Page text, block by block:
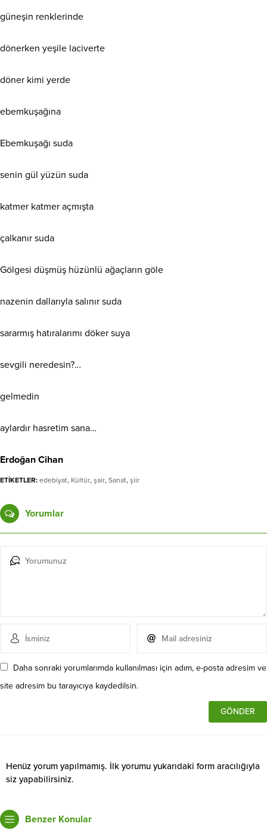
güneşin renklerinde
dönerken yeşile laciverte
döner kimi yerde
ebemkuşağına
Ebemkuşağı suda
senin gül yüzün suda
katmer katmer açmışta
çalkanır suda
Gölgesi düşmüş hüzünlü ağaçların göle
nazenin dallarıyla salınır suda
sararmış hatıralarımı döker suya
sevgili neredesin?…
gelmedin
aylardır hasretim sana…
Erdoğan Cihan
ETİKETLER: edebiyat, Kültür, şair, Sanat, şiir
Yorumlar
Daha sonraki yorumlarımda kullanılması için adım, e-posta adresim ve
site adresim bu tarayıcıya kaydedilsin.
Henüz yorum yapılmamış. İlk yorumu yukarıdaki form aracılığıyla
siz yapabilirsiniz.
Benzer Konular